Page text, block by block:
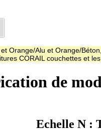
Orange/Alu et Orange/
CORAIL couchettes et
de
Echelle N :